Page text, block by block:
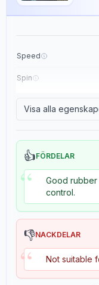
Speed
Spin
Visa alla
👍FÖRDELAR
“
Good
control.
👎NACKDELAR
“ Not suitable